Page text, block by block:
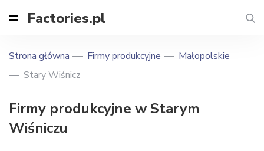
Factories.pl
Strona główna Firmy produkcyjne
Małopolskie
Stary Wiśnicz
Firmy produkcyjne w Starym
Wiśniczu